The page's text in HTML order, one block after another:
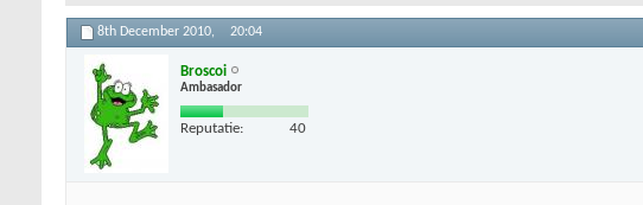
8th December 2010, 20:04
Broscoi
Ambasador
Reputatie: 40